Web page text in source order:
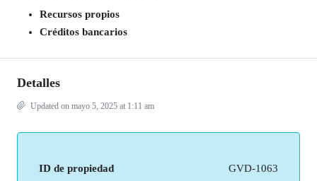
Recursos propios
Créditos bancarios
Detalles
Updated on mayo 5, 2025 at 1:11 am
ID de propiedad GVD-1063